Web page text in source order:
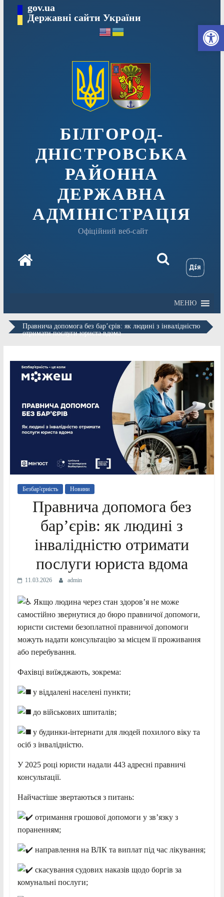
вмісту
gov.ua
Державні сайти України
БІЛГОРОД-
ДНІСТРОВСЬКА
РАЙОННА
ДЕРЖАВНА
АДМІНІСТРАЦІЯ
Офіційний веб-сайт
МЕНЮ
Правнича допомога без бар’єрів: як людині з інвалідністю
отримати послуги юриста вдома
Безбар'єрність Новини
Правнича допомога без
бар’єрів: як людині з
інвалідністю отримати
послуги юриста вдома
11.03.2026 admin
Якщо людина через стан здоров’я не може
самостійно звернутися до бюро правничої допомоги,
юристи системи безоплатної правничої допомоги
можуть надати консультацію за місцем її проживання
або перебування.
Фахівці виїжджають, зокрема:
у віддалені населені пункти;
до військових шпиталів;
у будинки-інтернати для людей похилого віку та
осіб з інвалідністю.
У 2025 році юристи надали 443 адресні правничі
консультації.
Найчастіше звертаються з питань:
отримання грошової допомоги у зв’язку з
пораненням;
направлення на ВЛК та виплат під час лікування;
скасування судових наказів щодо боргів за
комунальні послуги;